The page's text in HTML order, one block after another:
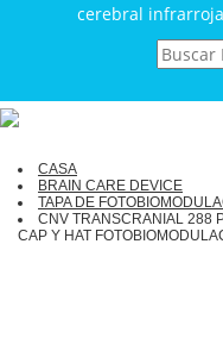
cerebral
CASA
BRAIN CARE DEVICE
TAPA DE
CNV TRANSCRANIAL 288
CAP Y HAT